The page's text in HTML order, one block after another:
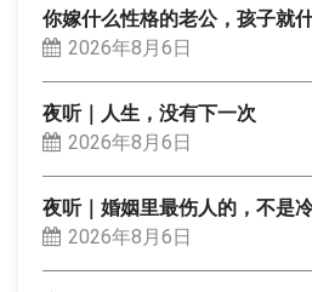
你嫁什么性格的老公，孩子就
2026年8月6日
夜听｜人生，没有下一次
2026年8月6日
夜听｜婚姻里最伤人的，不是
2026年8月6日